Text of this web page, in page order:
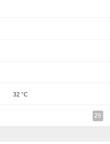
32 °C
25